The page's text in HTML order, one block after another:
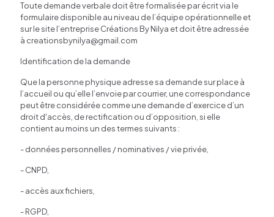
Toute demande verbale doit être formalisée par écrit via le
formulaire disponible au niveau de l’équipe opérationnelle et
sur le site l’entreprise Créations By Nilya et doit être adressée
à creationsbynilya@gmail.com
Identification de la demande
Que la personne physique adresse sa demande sur place à
l’accueil ou qu’elle l’envoie par courrier, une correspondance
peut être considérée comme une demande d’exercice d’un
droit d'accès, de rectification ou d’opposition, si elle
contient au moins un des termes suivants :
- données personnelles / nominatives / vie privée,
- CNPD,
- accès aux fichiers,
- RGPD,